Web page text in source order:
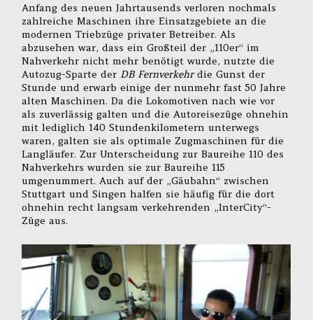
Anfang des neuen Jahrtausends verloren nochmals
zahlreiche Maschinen ihre Einsatzgebiete an die
modernen Triebzüge privater Betreiber. Als
abzusehen war, dass ein Großteil der „110er“ im
Nahverkehr nicht mehr benötigt wurde, nutzte die
Autozug-Sparte der DB Fernverkehrdie Gunst der
Stunde und erwarb einige der nunmehr fast 50 Jahre
alten Maschinen. Da die Lokomotiven nach wie vor
als zuverlässig galten und die Autoreisezüge ohnehin
mit lediglich 140 Stundenkilometern unterwegs
waren, galten sie als optimale Zugmaschinen für die
Langläufer. Zur Unterscheidung zur Baureihe 110 des
Nahverkehrs wurden sie zur Baureihe 115
umgenummert. Auch auf der „Gäubahn“ zwischen
Stuttgart und Singen halfen sie häufig für die dort
ohnehin recht langsam verkehrenden „InterCity“-
Züge aus.